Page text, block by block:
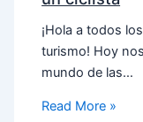
¡Hola a todos
turismo! Hoy
mundo de las…
Read More »